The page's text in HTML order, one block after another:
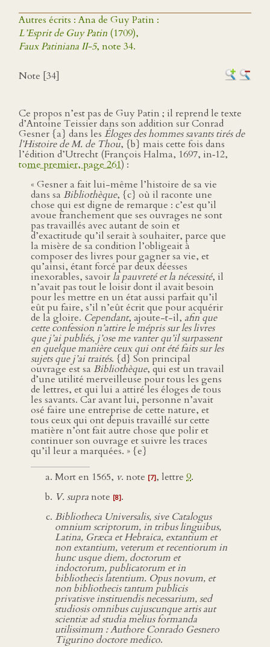
Autres écrits : Ana de Guy Patin :
L’Esprit de Guy Patin (1709),
Faux Patiniana II-5, note 34.
Note [34]
Ce propos n’est pas de Guy Patin ; il reprend le texte
d’Antoine Teissier dans son addition sur Conrad
Gesner {a} dans les Éloges des hommes savants tirés de
l’Histoire de M. de Thou, {b} mais cette fois dans
l’édition d’Utrecht (François Halma, 1697, in‑12,
tome premier, page 261) :
« Gesner a fait lui-même l’histoire de sa vie
dans sa Bibliothèque, {c} où il raconte une
chose qui est digne de remarque : c’est qu’il
avoue franchement que ses ouvrages ne sont
pas travaillés avec autant de soin et
d’exactitude qu’il serait à souhaiter, parce que
la misère de sa condition l’obligeait à
composer des livres pour gagner sa vie, et
qu’ainsi, étant forcé par deux déesses
inexorables, savoirla pauvreté et la nécessité, il
n’avait pas tout le loisir dont il avait besoin
pour les mettre en un état aussi parfait qu’il
eût pu faire, s’il n’eût écrit que pour acquérir
de la gloire. Cependant, ajoute-t-il, afin que
cette confession n’attire le mépris sur les livres
que j’ai publiés, j’ose me vanter qu’il surpassent
en quelque manière ceux qui ont été faits sur les
sujets que j’ai traités. {d} Son principal
ouvrage est sa Bibliothèque, qui est un travail
d’une utilité merveilleuse pour tous les gens
de lettres, et qui lui a attiré les éloges de tous
les savants. Car avant lui, personne n’avait
osé faire une entreprise de cette nature, et
tous ceux qui ont depuis travaillé sur cette
matière n’ont fait autre chose que polir et
continuer son ouvrage et suivre les traces
qu’il leur a marquées. » {e}
Mort en 1565, v. note [7], lettre 9.
V. supra note [8].
Bibliotheca Universalis, sive Catalogus
omnium scriptorum, in tribus linguibus,
Latina, Græca et Hebraica, extantium et
non extantium, veterum et recentiorum in
hunc usque diem, doctorum et
indoctorum, publicatorum et in
bibliothecis latentium. Opus novum, et
non bibliothecis tantum publicis
privatisve instituendis necessarium, sed
studiosis omnibus cujuscunque artis aut
scientiæ ad studia melius formanda
utilissimum : Authore Conrado Gesnero
Tigurino doctore medico.